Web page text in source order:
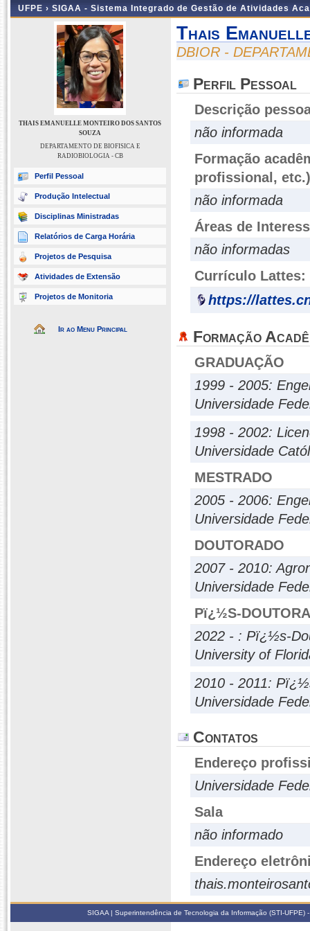
UFPE › SIGAA - Sistema Integrado de Gestão de Atividades
THAIS EMANUELLE MONTEIRO DOS SANTOS
SOUZA
DEPARTAMENTO DE BIOFISICA E
RADIOBIOLOGIA - CB
Perfil Pessoal
Produção Intelectual
Disciplinas Ministradas
Relatórios de Carga Horária
Projetos de Pesquisa
Atividades de Extensão
Projetos de Monitoria
Ir ao Menu Principal
Thais
DBIOR -
Perfil Pessoal
Descrição
não informada
Formação
profissional, etc.)
não informada
Áreas de
não informadas
Currículo Lattes:
https://
Formação
GRADUAÇÃO
1999 - 2005:
Universidade
1998 - 2002:
Universidade
MESTRADO
2005 - 2006:
Universidade
DOUTORADO
2007 - 2010:
Universidade
Pï¿½S-
2022 - : Pï¿½s-
University of
2010 - 2011:
Universidade
Contatos
Endereço
Universidade
Sala
não informado
Endereço
SIGAA | Superintendência de Tecnologia da Informação (STI-